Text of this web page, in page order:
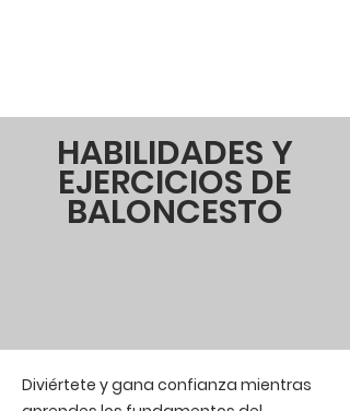
HABILIDADES Y
EJERCICIOS DE
BALONCESTO
Diviértete y gana confianza mientras